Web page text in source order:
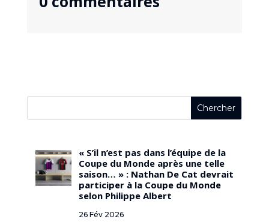
« S’il n’est pas dans l’équipe de la
Coupe du Monde après une telle
saison… » : Nathan De Cat devrait
participer à la Coupe du Monde
selon Philippe Albert
26 Fév 2026